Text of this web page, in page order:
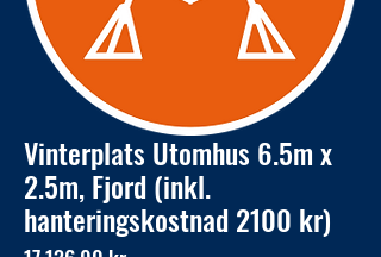
Vinterplats Utomhus 6.5m x
2.5m, Fjord (inkl.
hanteringskostnad 2100 kr)